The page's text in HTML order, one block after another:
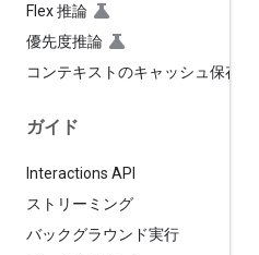
Flex 推論
優先度推論
コンテキストのキャッシュ保存
ガイド
Interactions API
ストリーミング
バックグラウンド実行